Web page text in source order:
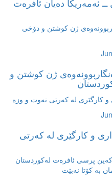
ژن کوشتن و
و کارگێری لە کەرتی